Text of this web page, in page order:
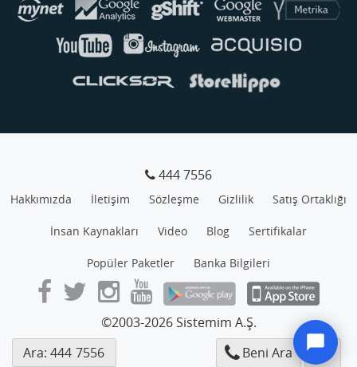
444 7556
Hakkımızda İletişim Sözleşme Gizlilik Satış Ortaklığı
İnsan Kaynakları Video Blog Sertifikalar
Popüler Paketler Banka Bilgileri
©2003-2026 Sistemim A.Ş.
Ara: 444 7556 Beni Ara